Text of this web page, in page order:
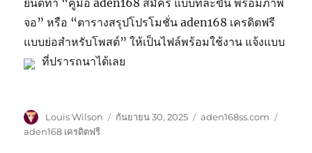
ยินดีทำ “คู่มือ aden168 สมัคร แบบทีละขั้น พร้อมภาพ
จอ” หรือ “ตารางสรุปโปรโมชั่น aden168 เครดิตฟรี
แบบย่อสำหรับโพสต์” ให้เป็นไฟล์พร้อมใช้งาน แจ้งแบบ
ที่ปรารถนาได้เลย
ผู้
เขียน
Louis Wilson
เขียน
กันยายน 30, 2025
หมวด
aden168ss.com
aden168 เครดิตฟรี